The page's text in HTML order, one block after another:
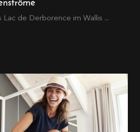
de Derborence im Wallis ...